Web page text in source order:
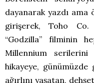
dayanarak yazdı ama
girişerek, Toho Co.
“Godzilla” filminin
Millennium serilerini
hikayeye,
ağırlını yaşatan,